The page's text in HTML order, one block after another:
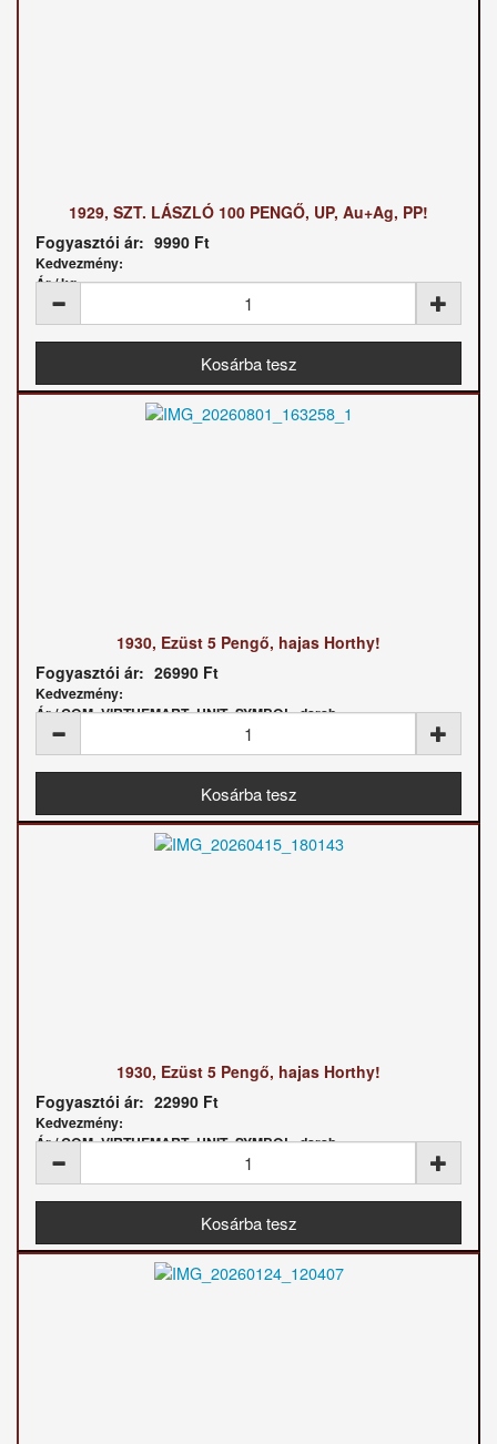
1929, SZT. LÁSZLÓ 100 PENGŐ, UP, Au+Ag, PP!
Fogyasztói ár: 9990 Ft
Kedvezmény:
Ár / kg:
1930, Ezüst 5 Pengő, hajas Horthy!
Fogyasztói ár: 26990 Ft
Kedvezmény:
Ár / COM_VIRTUEMART_UNIT_SYMBOL_darab:
1930, Ezüst 5 Pengő, hajas Horthy!
Fogyasztói ár: 22990 Ft
Kedvezmény:
Ár / COM_VIRTUEMART_UNIT_SYMBOL_darab: